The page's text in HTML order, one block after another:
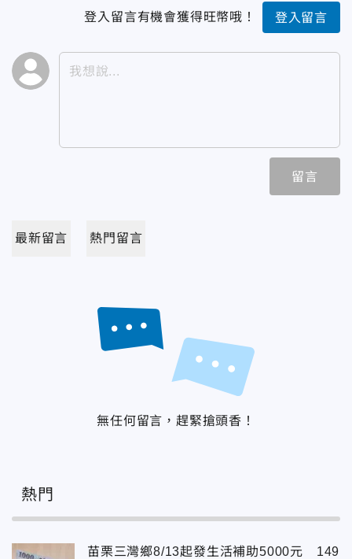
登入留言有機會獲得旺幣哦！ 登入留言
留言
最新留言 熱門留言
無任何留言，趕緊搶頭香！
熱門
苗栗三灣鄉8/13起發生活補助5000元 149